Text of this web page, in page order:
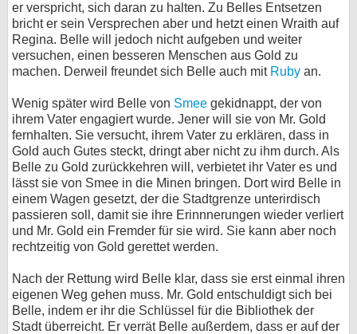
er verspricht, sich daran zu halten. Zu Belles Entsetzen
bricht er sein Versprechen aber und hetzt einen Wraith auf
Regina. Belle will jedoch nicht aufgeben und weiter
versuchen, einen besseren Menschen aus Gold zu
machen. Derweil freundet sich Belle auch mit Ruby an.
Wenig später wird Belle von Smee gekidnappt, der von
ihrem Vater engagiert wurde. Jener will sie von Mr. Gold
fernhalten. Sie versucht, ihrem Vater zu erklären, dass in
Gold auch Gutes steckt, dringt aber nicht zu ihm durch. Als
Belle zu Gold zurückkehren will, verbietet ihr Vater es und
lässt sie von Smee in die Minen bringen. Dort wird Belle in
einem Wagen gesetzt, der die Stadtgrenze unterirdisch
passieren soll, damit sie ihre Erinnnerungen wieder verliert
und Mr. Gold ein Fremder für sie wird. Sie kann aber noch
rechtzeitig von Gold gerettet werden.
Nach der Rettung wird Belle klar, dass sie erst einmal ihren
eigenen Weg gehen muss. Mr. Gold entschuldigt sich bei
Belle, indem er ihr die Schlüssel für die Bibliothek der
Stadt überreicht. Er verrät Belle außerdem, dass er auf der